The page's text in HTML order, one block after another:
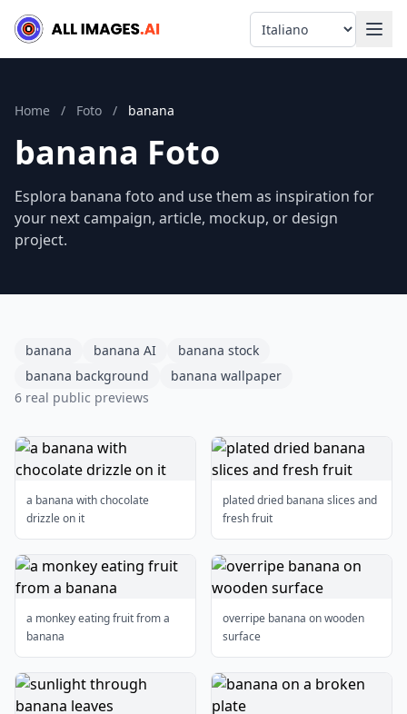
Language
Home / Foto / banana
banana Foto
Esplora banana foto and use them as inspiration for
your next campaign, article, mockup, or design
project.
banana banana AI
banana stock
banana background
banana wallpaper
6 real public previews
a banana with chocolate
drizzle on it
plated dried banana slices and
fresh fruit
a monkey eating fruit from a
banana
overripe banana on wooden
surface